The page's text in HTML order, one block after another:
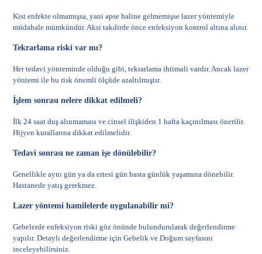
Kist enfekte olmamışsa, yani apse haline gelmemişse lazer yöntemiyle
müdahale mümkündür. Aksi takdirde önce enfeksiyon kontrol altına alınır.
Tekrarlama riski var mı?
Her tedavi yönteminde olduğu gibi, tekrarlama ihtimali vardır. Ancak lazer
yöntemi ile bu risk önemli ölçüde azaltılmıştır.
İşlem sonrası nelere dikkat edilmeli?
İlk 24 saat duş alınmaması ve cinsel ilişkiden 1 hafta kaçınılması önerilir.
Hijyen kurallarına dikkat edilmelidir.
Tedavi sonrası ne zaman işe dönülebilir?
Genellikle aynı gün ya da ertesi gün hasta günlük yaşamına dönebilir.
Hastanede yatış gerekmez.
Lazer yöntemi hamilelerde uygulanabilir mi?
Gebelerde enfeksiyon riski göz önünde bulundurularak değerlendirme
yapılır. Detaylı değerlendirme içinGebelik ve Doğum sayfasını
inceleyebilirsiniz.